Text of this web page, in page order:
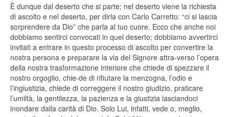
È dunque dal deserto che si parte; nel deserto viene la richiesta
di ascolto e nel deserto, per dirla con Carlo Carretto: “ci si lascia
sorprendere da Dio” che parla al tuo cuore. Ecco che anche noi
dobbiamo sentirci convocati in quel deserto; dobbiamo avvertirci
invitati a entrare in questo processo di ascolto per convertire la
nostra persona e preparare la via del Signore attra-verso l’opera
della nostra trasformazione interiore che chiede di spezzare il
nostro orgoglio, chie-de di rifiutare la menzogna, l’odio e
l’ingiustizia, chiede di correggere il nostro giudizio, praticare
l’umiltà, la gentilezza, la pazienza e la giustizia lasciandoci
inondare dalla carità di Dio. Solo Lui, infatti, vede o, meglio,